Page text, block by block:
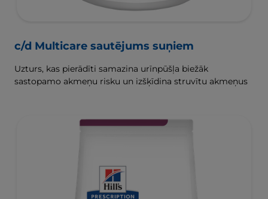
c/d Multicare sautējums suņiem
Uzturs, kas pierādīti samazina urīnpūšļa biežāk
sastopamo akmeņu risku un izšķīdina struvītu akmeņus